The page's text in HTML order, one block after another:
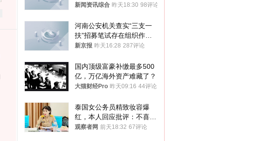
处分和组织处理
新闻资讯综合 昨天18:30 98评论
河南公安机关查实“三支一
扶”招募笔试存在组织作弊
犯罪行为
新京报 昨天16:28 287评论
国内顶级富豪补缴最多500
亿，万亿海外资产难藏了？
大猫财经Pro 昨天09:16 44评论
泰国女公务员精致妆容爆
红，本人回应批评：不喜欢
就别看
观察者网 前天18:32 67评论